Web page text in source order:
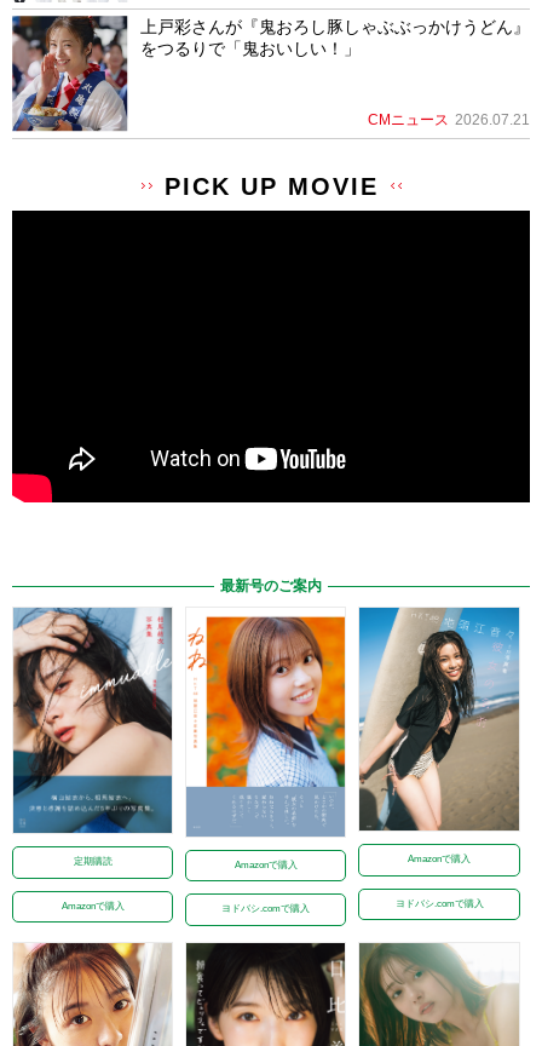
上戸彩さんが『鬼おろし豚しゃぶぶっかけうどん』
をつるりで「鬼おいしい！」
CMニュース 2026.07.21
PICK UP MOVIE
最新号のご案内
定期購読
Amazonで購入
Amazonで購入
ヨドバシ.comで購入
Amazonで購入
ヨドバシ.comで購入